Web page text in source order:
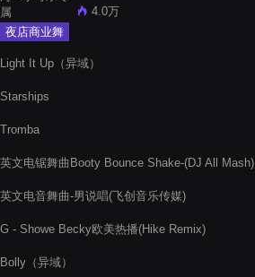
夜店商业舞
4.0万
Light It Up（异域）
Starships
Tromba
英文电锯舞曲Booty Bounce Shake-(DJ All Mash)
英文电音舞曲-男说唱(飞创音乐传媒)
G - Showe Becky欧美热播(Hike Remix)
Bolly（异域）